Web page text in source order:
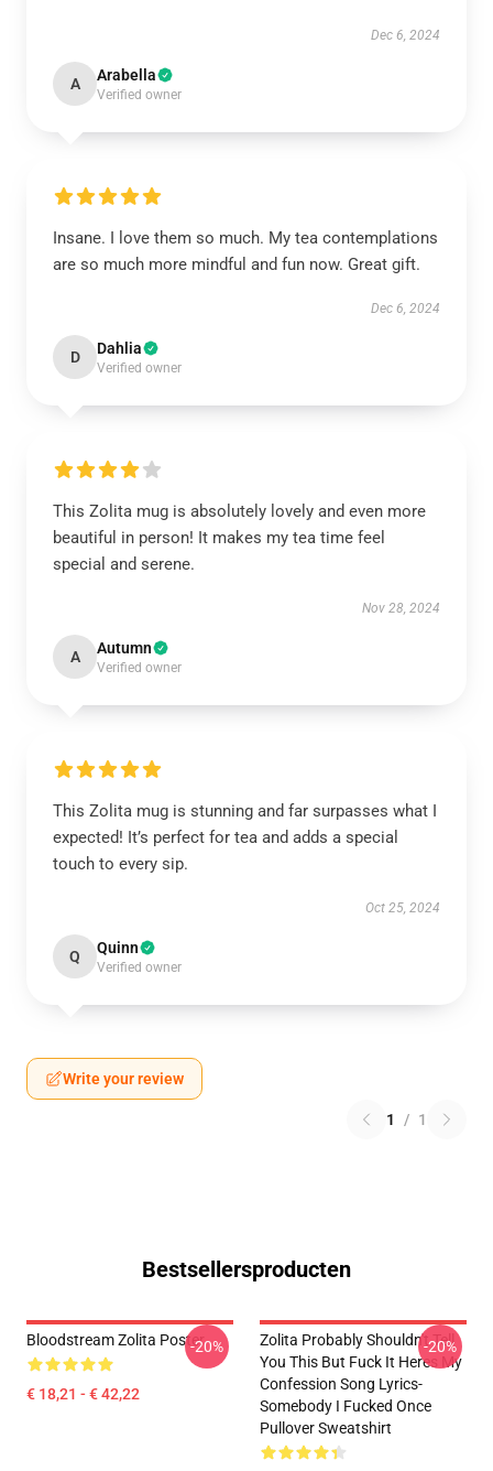
Dec 6, 2024
A Arabella
Verified owner
Insane. I love them so much. My tea contemplations
are so much more mindful and fun now. Great gift.
Dec 6, 2024
D Dahlia
Verified owner
This Zolita mug is absolutely lovely and even more
beautiful in person! It makes my tea time feel
special and serene.
Nov 28, 2024
A Autumn
Verified owner
This Zolita mug is stunning and far surpasses what I
expected! It’s perfect for tea and adds a special
touch to every sip.
Oct 25, 2024
Q Quinn
Verified owner
Write your review
1 / 1
Bestsellersproducten
Bloodstream Zolita Poster
€ 18,21 - € 42,22
-20%
Zolita Probably Shouldn't Tell
You This But Fuck It Heres My
Confession Song Lyrics-
Somebody I Fucked Once
Pullover Sweatshirt
-20%